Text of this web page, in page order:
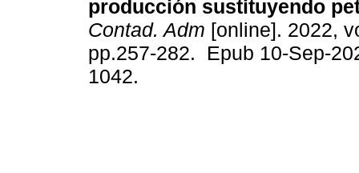
producción sustituyendo
Contad. Adm [online]. 2022,
pp.257-282. Epub 10-Sep-
1042.